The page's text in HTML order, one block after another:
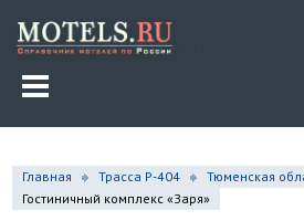
Главная Трасса Р-404
Тюменская
Гостиничный комплекс «Заря»